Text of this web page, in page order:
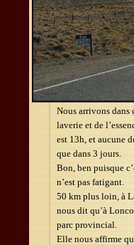
Nous arrivons dans
laverie et de
est 13h, et aucune
que dans 3 jours.
Bon, ben puisque
n’est pas fatigant.
50 km plus loin, à
nous dit qu’à
parc provincial.
Elle nous affirme